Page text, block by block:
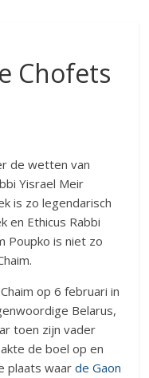
Chofets
de wetten van
Yisrael Meir
is zo legendarisch
en Ethicus Rabbi
Poupko is niet zo
op 6 februari in
Belarus,
toen zijn vader
de boel op en
plaats waarde Gaon